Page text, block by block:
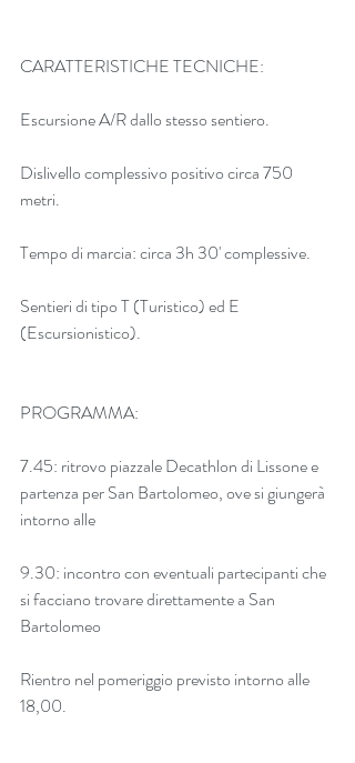
CARATTERISTICHE TECNICHE:
Escursione A/R dallo stesso sentiero.
Dislivello complessivo positivo circa 750
metri.
Tempo di marcia: circa 3h 30' complessive.
Sentieri di tipo T (Turistico) ed E
(Escursionistico).
PROGRAMMA:
7.45: ritrovo piazzale Decathlon di Lissone e
partenza per San Bartolomeo, ove si giungerà
intorno alle
9.30: incontro con eventuali partecipanti che
si facciano trovare direttamente a San
Bartolomeo
Rientro nel pomeriggio previsto intorno alle
18,00.